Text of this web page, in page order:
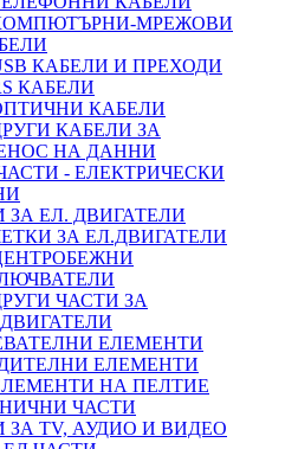
МРЕЖОВИ
КАБЕЛИ И ПРЕХОДИ
КАБЕЛИ
КАБЕЛИ
КАБЕЛИ ЗА
НА ДАННИ
- ЕЛЕКТРИЧЕСКИ
ЗА ЕЛ. ДВИГАТЕЛИ
ЗА ЕЛ.ДВИГАТЕЛИ
ЧАСТИ ЗА
ЕЛЕМЕНТИ
ЕЛЕМЕНТИ
НА ПЕЛТИЕ
ЧАСТИ
ЗА TV, АУДИО И ВИДЕО